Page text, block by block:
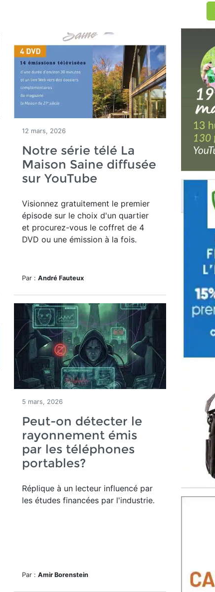
12 mars, 2026
Notre série télé La
Maison Saine diffusée
sur YouTube
Visionnez gratuitement le premier
épisode sur le choix d'un quartier
et procurez-vous le coffret de 4
DVD ou une émission à la fois.
Par : André Fauteux
5 mars, 2026
Peut-on détecter le
rayonnement émis
par les téléphones
portables?
Réplique à un lecteur influencé par
les études financées par l'industrie.
Par : Amir Borenstein